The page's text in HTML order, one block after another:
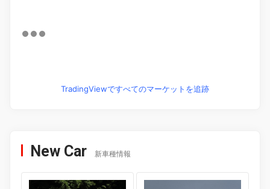
TradingViewですべてのマーケットを追跡
New Car 新車種情報